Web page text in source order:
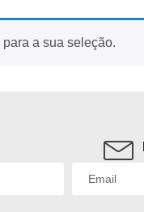
a sua seleção.